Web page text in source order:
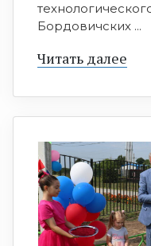
Бордовичских ...
Читать далее